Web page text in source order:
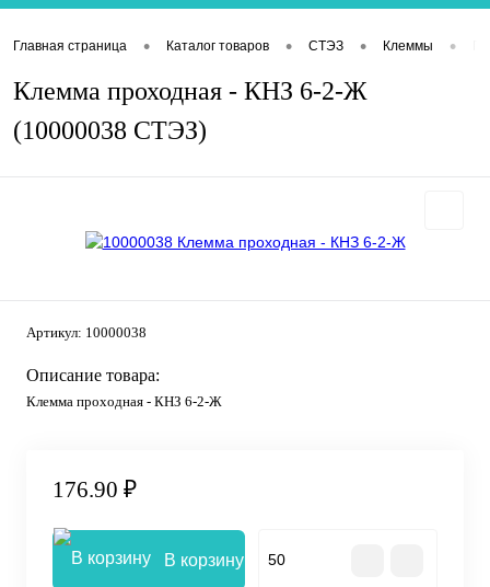
Главная страница • Каталог товаров • СТЭЗ • Клеммы •
Клемма проходная - КНЗ 6-2-Ж
(10000038 СТЭЗ)
Артикул: 10000038
Описание товара:
Клемма проходная - КНЗ 6-2-Ж
176.90 ₽
В корзину